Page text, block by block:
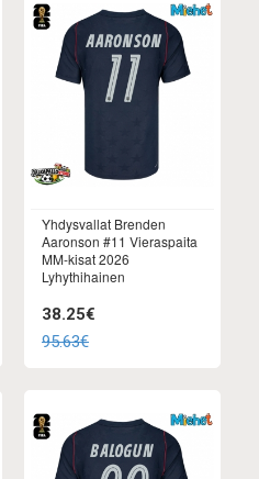
Yhdysvallat Brenden
Aaronson #11 Vieraspaita
MM-kisat 2026
Lyhythihainen
38.25€
95.63€